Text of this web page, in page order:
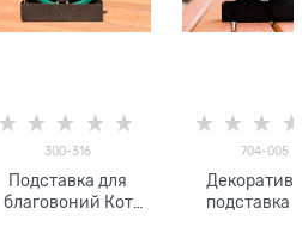
300-316
Подставка для
благовоний Кот
704-005
подставка